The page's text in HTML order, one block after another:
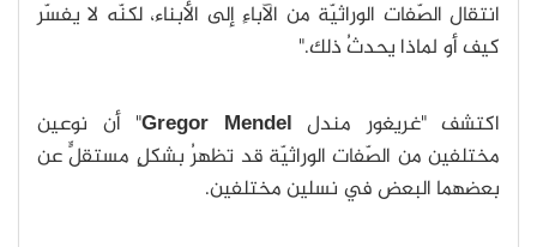
انتقال الصّفات الوراثيّة من الآباءِ إلى الأبناء، لكنّه لا يفسّر
كيف أو لماذا يحدثُ ذلك."
اكتشف "غريغور مندل Gregor Mendel" أن نوعين
مختلفين من الصّفات الوراثيّة قد تظهرُ بشكلٍ مستقلٍّ عن
بعضهما البعض في نسلين مختلفين.